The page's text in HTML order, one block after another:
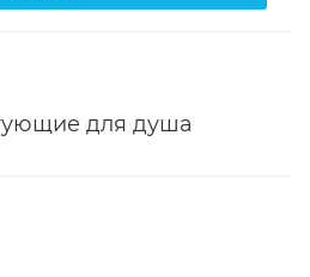
для душа